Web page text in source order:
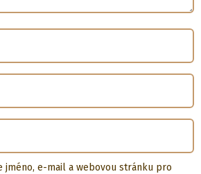
jméno, e-mail a webovou stránku pro